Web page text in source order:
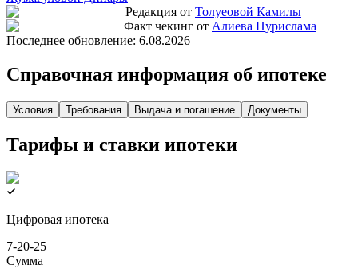
Редакция от Толуеовой Камилы
Факт чекинг от Алиева Нурислама
Последнее обновление: 6.08.2026
Справочная информация об ипотеке
Условия Требования Выдача и погашение Документы
Тарифы и ставки ипотеки
Цифровая ипотека
7-20-25
Сумма